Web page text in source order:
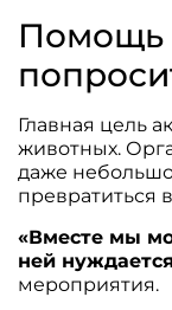
Помощь
Главная цель
животных.
даже
превратиться
«Вместе мы
ней
мероприятия.